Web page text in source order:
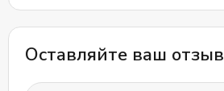
Оставляйте ваш отзыв